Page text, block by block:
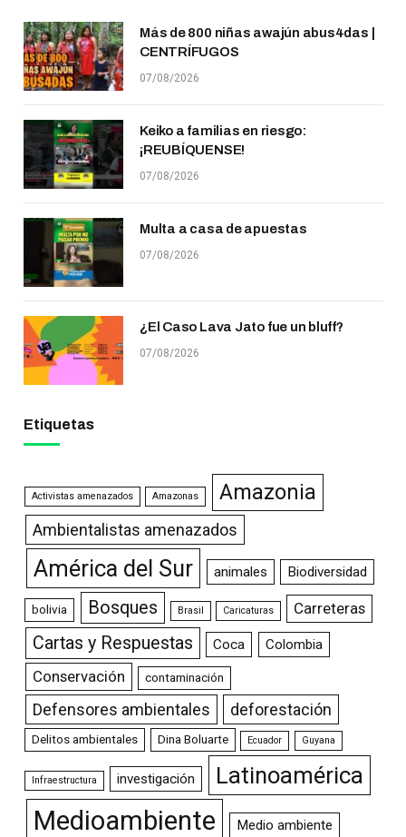
Más de 800 niñas awajún abus4das |
CENTRÍFUGOS
07/08/2026
Keiko a familias en riesgo:
¡REUBÍQUENSE!
07/08/2026
Multa a casa de apuestas
07/08/2026
¿El Caso Lava Jato fue un bluff?
07/08/2026
Etiquetas
Activistas amenazados Amazonas Amazonia
Ambientalistas amenazados
América del Sur animales Biodiversidad
bolivia Bosques Brasil Caricaturas Carreteras
Cartas y Respuestas Coca Colombia
Conservación contaminación
Defensores ambientales deforestación
Delitos ambientales Dina Boluarte Ecuador Guyana
Infraestructura investigación Latinoamérica
Medioambiente Medio ambiente